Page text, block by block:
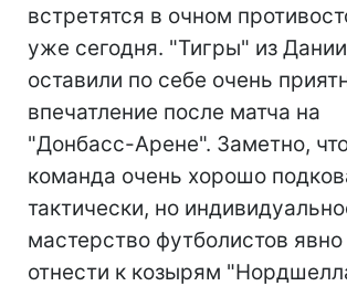
встретятся в очном
уже сегодня. "Тигры" из Дании
оставили по себе очень
впечатление после матча на
"Донбасс-Арене". Заметно,
команда очень хорошо
тактически, но
мастерство футболистов явно
отнести к козырям